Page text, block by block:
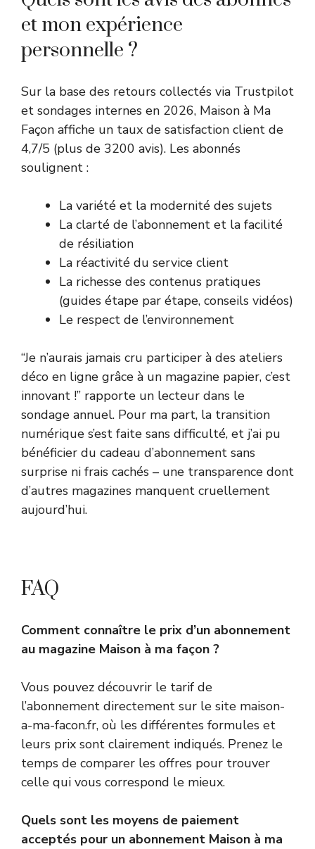
et mon expérience
personnelle ?
Sur la base des retours collectés via Trustpilot
et sondages internes en 2026, Maison à Ma
Façon affiche un taux de satisfaction client de
4,7/5 (plus de 3200 avis). Les abonnés
soulignent :
La variété et la modernité des sujets
La clarté de l’abonnement et la facilité
de résiliation
La réactivité du service client
La richesse des contenus pratiques
(guides étape par étape, conseils vidéos)
Le respect de l’environnement
“Je n’aurais jamais cru participer à des ateliers
déco en ligne grâce à un magazine papier, c’est
innovant !” rapporte un lecteur dans le
sondage annuel. Pour ma part, la transition
numérique s’est faite sans difficulté, et j’ai pu
bénéficier du cadeau d’abonnement sans
surprise ni frais cachés – une transparence dont
d’autres magazines manquent cruellement
aujourd’hui.
FAQ
Comment connaître le prix d’un abonnement
au magazine Maison à ma façon ?
Vous pouvez découvrir le tarif de
l’abonnement directement sur le site maison-
a-ma-facon.fr, où les différentes formules et
leurs prix sont clairement indiqués. Prenez le
temps de comparer les offres pour trouver
celle qui vous correspond le mieux.
Quels sont les moyens de paiement
acceptés pour un abonnement Maison à ma